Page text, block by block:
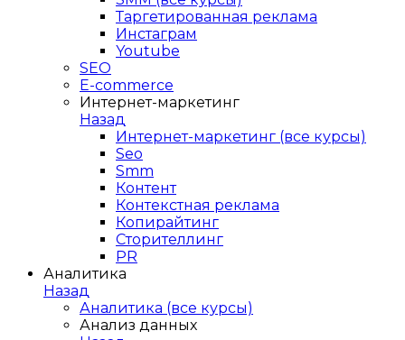
Таргетированная реклама
Инстаграм
Youtube
SEO
E-сommerce
Интернет-маркетинг
Назад
Интернет-маркетинг (все курсы)
Seo
Smm
Контент
Контекстная реклама
Копирайтинг
Сторителлинг
PR
Аналитика
Назад
Аналитика (все курсы)
Анализ данных